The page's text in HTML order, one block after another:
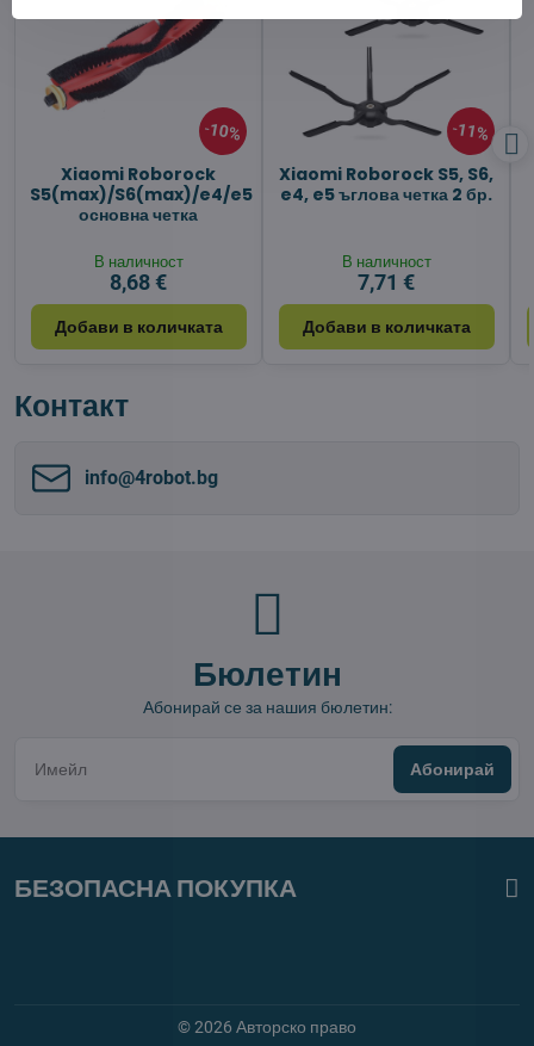
10%
Xiaomi Roborock
S5(max)/S6(max)/e4/e5
основна четка
В наличност
8,68 €
Добави в количката
11%
Xiaomi Roborock S5, S6,
e4, e5 ъглова четка 2 бр.
В наличност
7,71 €
Добави в количката
Контакт
info​@4robot​.bg
Бюлетин
Абонирай се за нашия бюлетин:
Абонирай
БЕЗОПАСНА ПОКУПКА
©2026 Авторско право